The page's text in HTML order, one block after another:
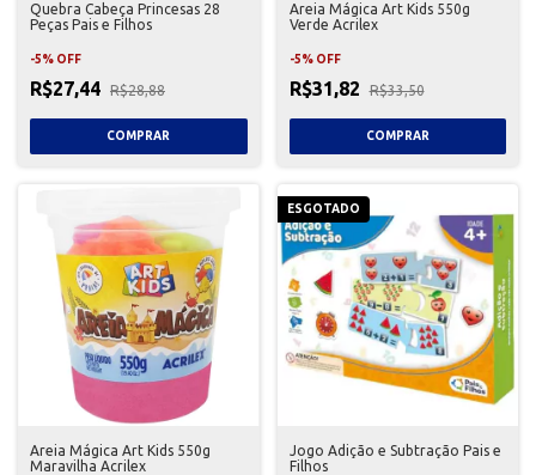
Quebra Cabeça Princesas 28
Peças Pais e Filhos
-5% OFF
R$27,44 R$28,88
Areia Mágica Art Kids 550g
Verde Acrilex
-5% OFF
R$31,82 R$33,50
Areia Mágica Art Kids 550g
Maravilha Acrilex
ESGOTADO
Jogo Adição e Subtração Pais e
Filhos